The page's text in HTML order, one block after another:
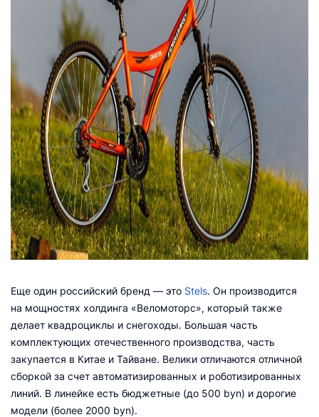
Еще один российский бренд — это Stels. Он производится
на мощностях холдинга «Веломоторс», который также
делает квадроциклы и снегоходы. Большая часть
комплектующих отечественного производства, часть
закупается в Китае и Тайване. Велики отличаются отличной
сборкой за счет автоматизированных и роботизированных
линий. В линейке есть бюджетные (до 500 byn) и дорогие
модели (более 2000 byn).